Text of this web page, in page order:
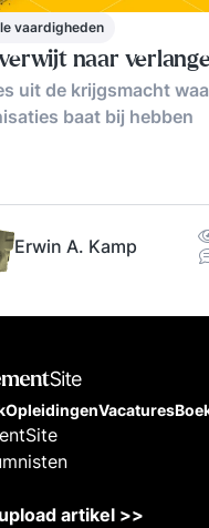
vaardigheden
naar
uit de krijgsmacht
baat bij hebben
Erwin A. Kamp
OpleidingenVacatures
artikel >>